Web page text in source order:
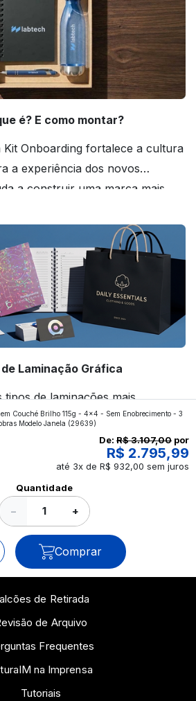
é? E como montar?
Onboarding fortalece a cultura
a experiência dos novos
a construir uma marca mais
Laminação Gráfica
de laminações mais
da gráfica FuturaIM? Então,
vamos revelar para você!
Couché Brilho 115g - 4x4 - Sem Enobrecimento - 3
Modelo Janela (29639)
De: R$ 3.107,00 por
R$ 2.795,99
até 3x de R$ 932,00 sem juros
Quantidade
− +
Comprar
de Retirada
de Arquivo
Frequentes
na Imprensa
Tutoriais